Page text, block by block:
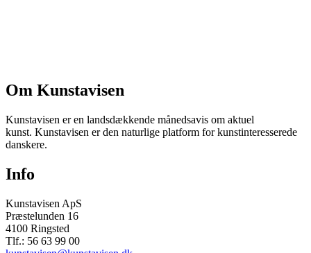
Om Kunstavisen
Kunstavisen er en landsdækkende månedsavis om aktuel
kunst. Kunstavisen er den naturlige platform for kunstinteresserede
danskere.
Info
Kunstavisen ApS
Præstelunden 16
4100 Ringsted
Tlf.: 56 63 99 00